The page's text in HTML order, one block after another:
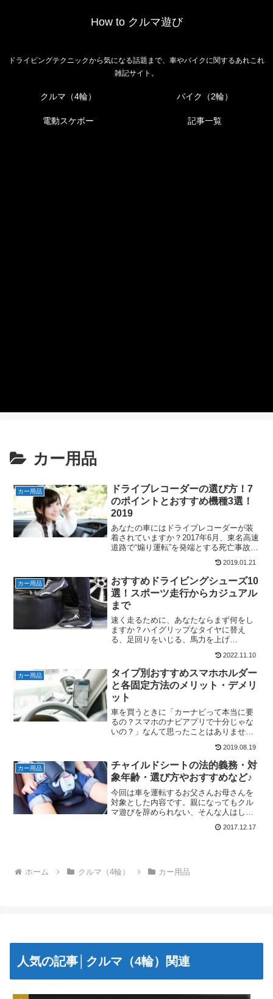
How to クルマ遊び
ドライビングテクニックから気になる話題まで、車やバイクに関するあれこれ
雑記サイト。
クルマ（4輪） バイク（2輪）
電動スケボー 記事一覧
カー用品
カー用品
ドライブレコーダーの選び方！7
のポイントとおすすめ機種3選！
2019
あなたの車にはドライブレコーダーが装
着されていますか？2017年6月、東名高速
道路で“煽り運転”を発端とする死亡事故が
発生しました。大々的に報道されたため
記憶に新しい人も多いかと思いますが、
実はこの事件の報道以降、ドライブレコ
ーダーの装着率...
2019.01.21
カー用品
おすすめドライビングシューズ10
選！スポーツ走行からカジュアル
まで
速く走るために、あなたならまず何をし
ますか？ハイグリップなタイヤに替え
る、足回りをいじる、馬力を上げ
かし、実はもっとお手軽に"操作性"を向
上させることで早く走れるようになる方
法があります。それは足元、つま...
2022.11.10
カー用品
タイプ別おすすめスマホホルダー
と各固定方法のメリット・デメリ
ット
車を買うときに「カーナビって本当に要
るの？スマホのナビアプリで十分じゃな
いの？」なんて思ったことはありません
るときも、ナビが必要なときは常にスマ
ホのナビアプリを利用しています。スマ
ホのナビアプリは一般的な...
2019.08.19
カー用品
チャイルドシートの法的義務・対
象年齢・選び方やおすすめなど♪
今回は車を運転するお父さんお母さんを
対象とした内容です。親になってもクル
マ遊びを辞められない、そんな人はしっ
理解を獲得していきましょう（笑さて、
2017.12.17
ホーム クルマ（4輪） カー用品
人気の記事│クルマ（4輪）関連